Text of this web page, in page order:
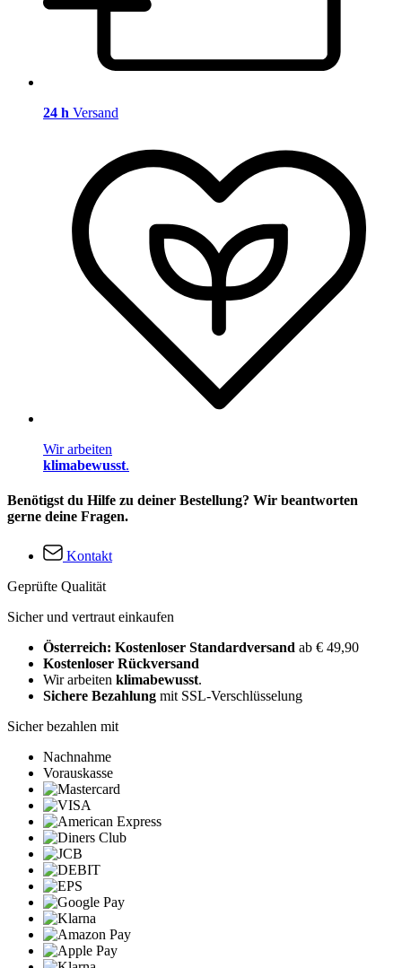
24 h Versand
Wir arbeiten
klimabewusst.
Benötigst du Hilfe zu deiner Bestellung? Wir beantworten
gerne deine Fragen.
Kontakt
Geprüfte Qualität
Sicher und vertraut einkaufen
Österreich: Kostenloser Standardversand ab € 49,90
Kostenloser Rückversand
Wir arbeiten klimabewusst.
Sichere Bezahlung mit SSL-Verschlüsselung
Sicher bezahlen mit
Nachnahme
Vorauskasse